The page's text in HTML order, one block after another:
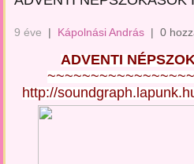
9 éve | Kápolnási András | 0
ADVENTI
http://